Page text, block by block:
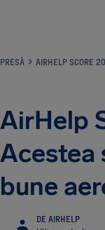
PRESĂ
AirHelp
Acestea
bune
DE AIRHELP